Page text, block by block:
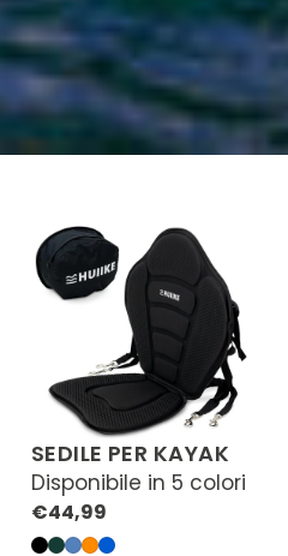
SEDILE PER KAYAK
Disponibile in 5 colori
Prezzo
normale
€44,99